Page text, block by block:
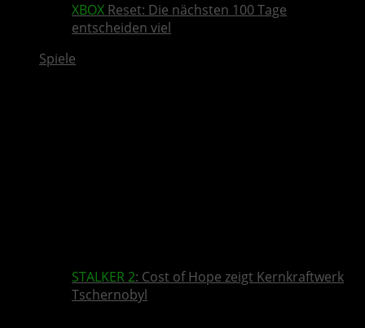
XBOX Reset: Die nächsten 100 Tage
entscheiden viel
Spiele
STALKER 2: Cost of Hope zeigt Kernkraftwerk
Tschernobyl